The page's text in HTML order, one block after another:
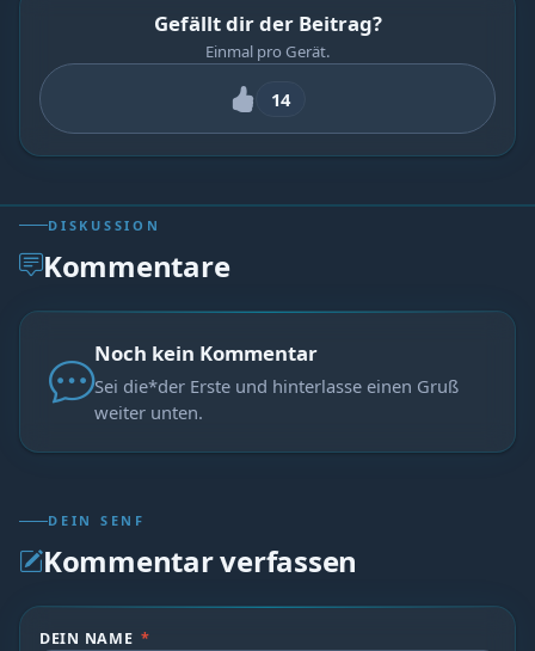
Gefällt dir der Beitrag?
Einmal pro Gerät.
14
DISKUSSION
Kommentare
Noch kein Kommentar
Sei die*der Erste und hinterlasse einen Gruß
weiter unten.
DEIN SENF
Kommentar verfassen
DEIN NAME *